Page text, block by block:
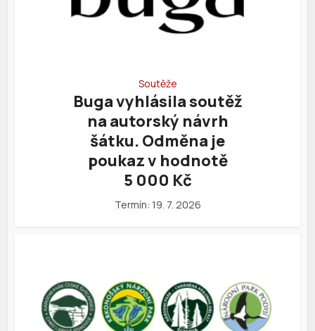
Soutěže
Buga vyhlásila soutěž
na autorský návrh
šátku. Odměna je
poukaz v hodnotě
5 000 Kč
Termín: 19. 7. 2026